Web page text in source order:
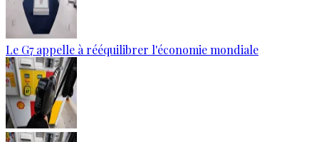
Le G7 appelle à rééquilibrer l'économie mondiale